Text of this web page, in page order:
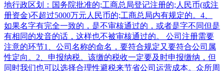
地行政区划：国务院批准的;工商总局登记注册的;人民币(或注
册资金)不超过5000万元人民币的;工商总局内有规定的。4、
如果名字有完全一致的，是不审核通过的，或者是字不同但是
有相同的发音的话，这样也不被审核通过的。 公司注册需要
注意的环节1、公司名称的命名，要符合规定又要符合公司属
性定向。2、申报纳税。该缴的税收一定要及时申报缴纳，但
同时我们也可以选择合理性避税来节省公司运营成本。众所周